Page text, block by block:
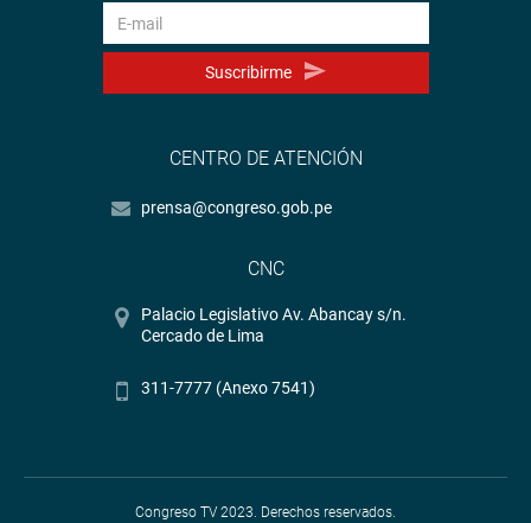
Suscribirme
CENTRO DE ATENCIÓN
prensa@congreso.gob.pe
CNC
Palacio Legislativo Av. Abancay s/n.
Cercado de Lima
311-7777 (Anexo 7541)
Congreso TV 2023. Derechos reservados.